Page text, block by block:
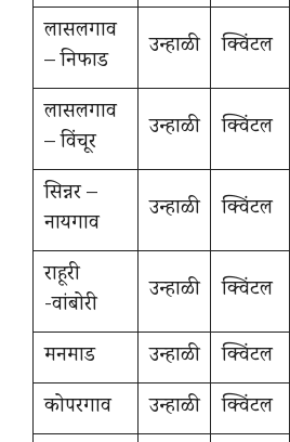
लासलगाव
– निफाड
उन्हाळी क्विंटल
लासलगाव
– विंचूर
उन्हाळी क्विंटल
सिन्नर –
नायगाव
उन्हाळी क्विंटल
राहूरी
-वांबोरी
उन्हाळी क्विंटल
मनमाड उन्हाळी क्विंटल
कोपरगाव
उन्हाळी क्विंटल